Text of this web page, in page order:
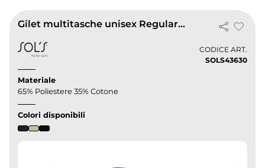
Gilet multitasche unisex Regular 9 tasche portacellulare
CODICE ART.
SOLS43630
Materiale
65% Poliestere 35% Cotone
Colori disponibili